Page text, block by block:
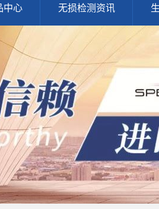
中心 无损检测资讯